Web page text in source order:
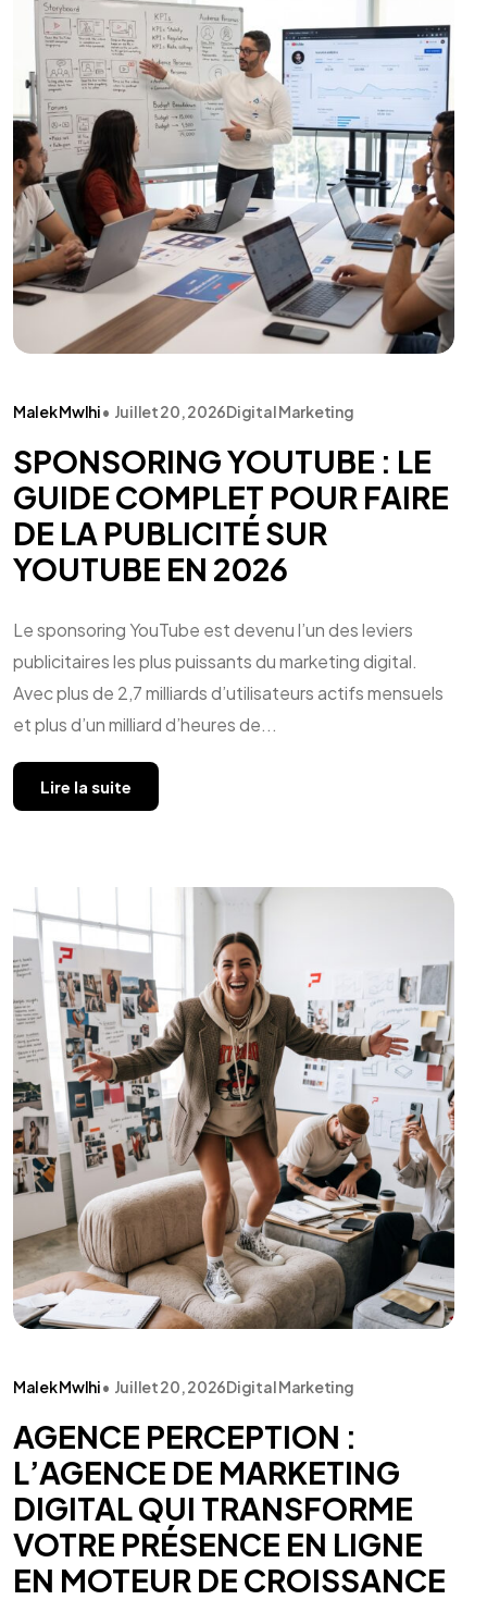
Malek Mwlhi• Juillet 20, 2026Digital Marketing
SPONSORING YOUTUBE : LE
GUIDE COMPLET POUR FAIRE
DE LA PUBLICITÉ SUR
YOUTUBE EN 2026
Le sponsoring YouTube est devenu l’un des leviers
publicitaires les plus puissants du marketing digital.
Avec plus de 2,7 milliards d’utilisateurs actifs mensuels
et plus d’un milliard d’heures de...
Lire la suite
Malek Mwlhi• Juillet 20, 2026Digital Marketing
AGENCE PERCEPTION :
L’AGENCE DE MARKETING
DIGITAL QUI TRANSFORME
VOTRE PRÉSENCE EN LIGNE
EN MOTEUR DE CROISSANCE